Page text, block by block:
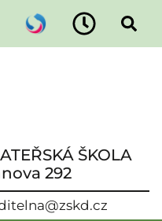
ŠKOLA
292